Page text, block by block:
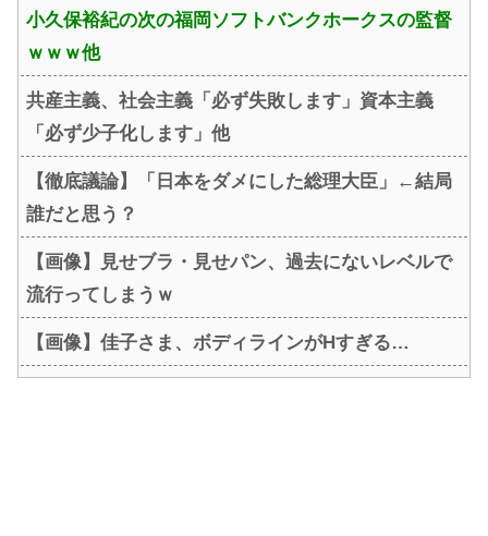
小久保裕紀の次の福岡ソフトバンクホークスの監督
ｗｗｗ他
共産主義、社会主義「必ず失敗します」資本主義
「必ず少子化します」他
【徹底議論】「日本をダメにした総理大臣」←結局
誰だと思う？
【画像】見せブラ・見せパン、過去にないレベルで
流行ってしまうｗ
【画像】佳子さま、ボディラインがHすぎる…